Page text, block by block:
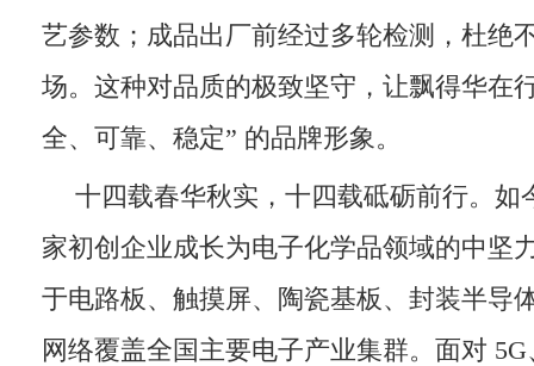
艺参数；成品出厂前经过多轮检测，杜绝
场。这种对品质的极致坚守，让飘得华在
全、可靠、稳定” 的品牌形象。
十四载春华秋实，十四载砥砺前行。如
家初创企业成长为电子化学品领域的中坚
于电路板、触摸屏、陶瓷基板、封装半导
网络覆盖全国主要电子产业集群。面对